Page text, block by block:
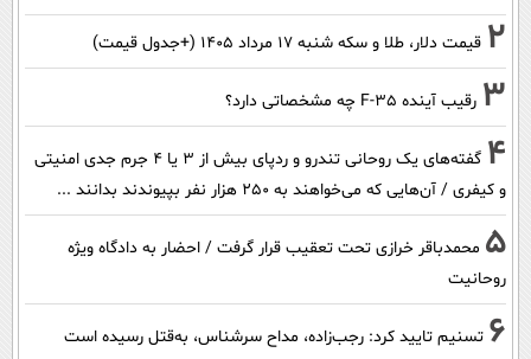
2 قیمت دلار، طلا و سکه شنبه ۱۷ مرداد ۱۴۰۵ (+جدول قیمت)
3 رقیب آینده F-35 چه مشخصاتی دارد؟
4
گفته‌های یک روحانی تندرو و ردپای بیش از ۳ یا ۴ جرم جدی امنیتی
و کیفری / آن‌هایی که می‌خواهند به ۲۵۰ هزار نفر بپیوندند بدانند ...
5 محمدباقر خرازی تحت تعقیب قرار گرفت / احضار به دادگاه ویژه
روحانیت
6 تسنیم تایید کرد: رجب‌زاده، مداح سرشناس، به‌قتل رسیده است